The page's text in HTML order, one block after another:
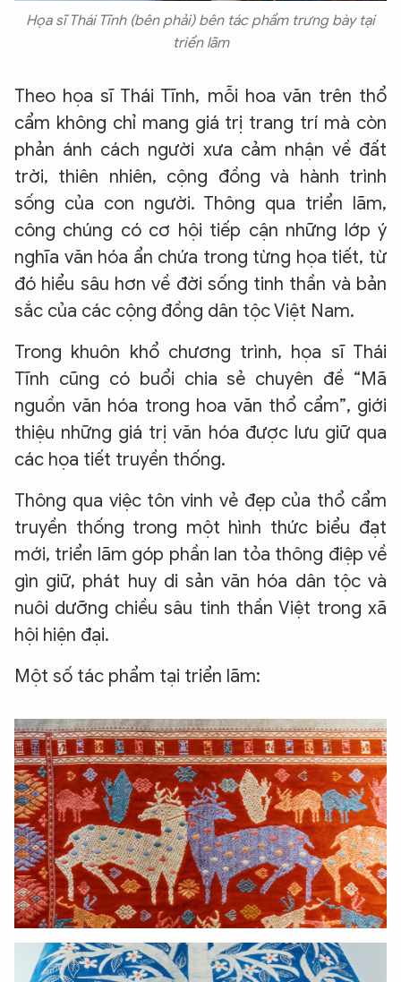
Họa sĩ Thái Tĩnh (bên phải) bên tác phẩm trưng bày tại
triển lãm
Theo họa sĩ Thái Tĩnh, mỗi hoa văn trên thổ
cẩm không chỉ mang giá trị trang trí mà còn
phản ánh cách người xưa cảm nhận về đất
trời, thiên nhiên, cộng đồng và hành trình
sống của con người. Thông qua triển lãm,
công chúng có cơ hội tiếp cận những lớp ý
nghĩa văn hóa ẩn chứa trong từng họa tiết, từ
đó hiểu sâu hơn về đời sống tinh thần và bản
sắc của các cộng đồng dân tộc Việt Nam.
Trong khuôn khổ chương trình, họa sĩ Thái
Tĩnh cũng có buổi chia sẻ chuyên đề “Mã
nguồn văn hóa trong hoa văn thổ cẩm”, giới
thiệu những giá trị văn hóa được lưu giữ qua
các họa tiết truyền thống.
Thông qua việc tôn vinh vẻ đẹp của thổ cẩm
truyền thống trong một hình thức biểu đạt
mới, triển lãm góp phần lan tỏa thông điệp về
gìn giữ, phát huy di sản văn hóa dân tộc và
nuôi dưỡng chiều sâu tinh thần Việt trong xã
hội hiện đại.
Một số tác phẩm tại triển lãm: